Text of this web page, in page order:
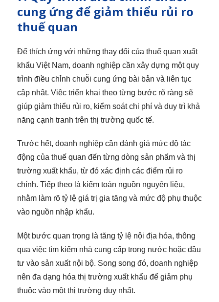
cung ứng để giảm thiểu rủi ro
thuế quan
Để thích ứng với những thay đổi của thuế quan xuất
khẩu Việt Nam, doanh nghiệp cần xây dựng một quy
trình điều chỉnh chuỗi cung ứng bài bản và liên tục
cập nhật. Việc triển khai theo từng bước rõ ràng sẽ
giúp giảm thiểu rủi ro, kiểm soát chi phí và duy trì khả
năng cạnh tranh trên thị trường quốc tế.
Trước hết, doanh nghiệp cần đánh giá mức độ tác
động của thuế quan đến từng dòng sản phẩm và thị
trường xuất khẩu, từ đó xác định các điểm rủi ro
chính. Tiếp theo là kiểm toán nguồn nguyên liệu,
nhằm làm rõ tỷ lệ giá trị gia tăng và mức độ phụ thuộc
vào nguồn nhập khẩu.
Một bước quan trọng là tăng tỷ lệ nội địa hóa, thông
qua việc tìm kiếm nhà cung cấp trong nước hoặc đầu
tư vào sản xuất nội bộ. Song song đó, doanh nghiệp
nên đa dạng hóa thị trường xuất khẩu để giảm phụ
thuộc vào một thị trường duy nhất.